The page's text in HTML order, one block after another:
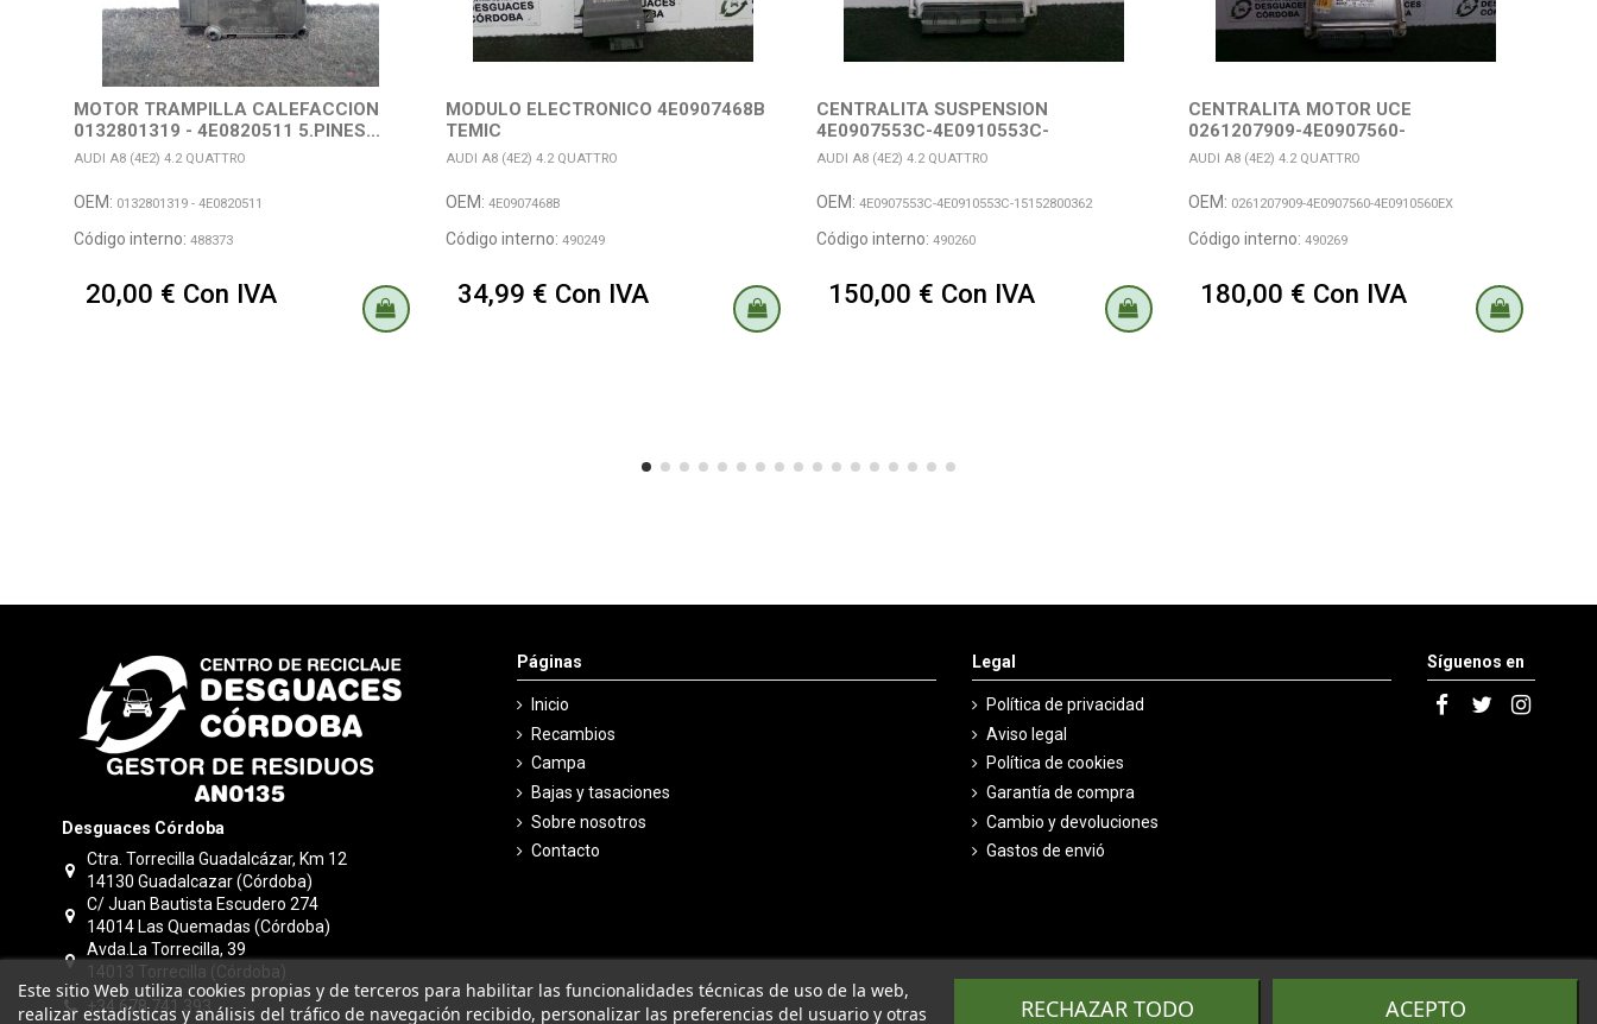
MOTOR TRAMPILLA CALEFACCION
0132801319 - 4E0820511 5.PINES...
AUDI A8 (4E2) 4.2 QUATTRO
OEM: 0132801319 - 4E0820511
Código interno: 488373
20,00 € Con IVA
MODULO ELECTRONICO 4E0907468B
TEMIC
AUDI A8 (4E2) 4.2 QUATTRO
OEM: 4E0907468B
Código interno: 490249
34,99 € Con IVA
CENTRALITA SUSPENSION
4E0907553C-4E0910553C-
15152800362 ATE
AUDI A8 (4E2) 4.2 QUATTRO
OEM: 4E0907553C-4E0910553C-15152800362
Código interno: 490260
150,00 € Con IVA
CENTRALITA MOTOR UCE
0261207909-4E0907560-
4E0910560EX...
AUDI A8 (4E2) 4.2 QUATTRO
OEM: 0261207909-4E0907560-4E0910560EX
Código interno: 490269
180,00 € Con IVA
Desguaces Córdoba
Ctra. Torrecilla Guadalcázar, Km 12
14130 Guadalcazar (Córdoba)
C/ Juan Bautista Escudero 274
14014 Las Quemadas (Córdoba)
Avda.La Torrecilla, 39
14013 Torrecilla (Córdoba)
+34 678 741 393
Páginas
Inicio
Recambios
Campa
Bajas y tasaciones
Sobre nosotros
Contacto
Legal
Política de privacidad
Aviso legal
Política de cookies
Garantía de compra
Cambio y devoluciones
Gastos de envió
Este sitio Web utiliza cookies propias y de terceros para habilitar las funcionalidades técnicas de uso de la web,
realizar estadísticas y análisis del tráfico de navegación recibido, personalizar las preferencias del usuario y otras
RECHAZAR TODO ACEPTO
Síguenos en